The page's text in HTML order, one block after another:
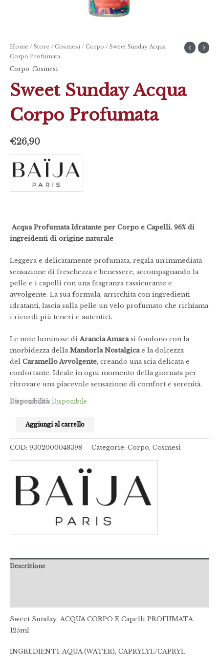
Home / Store / Cosmesi / Corpo / Sweet Sunday Acqua
Corpo Profumata
Corpo, Cosmesi
Sweet Sunday Acqua
Corpo Profumata
€26,90
Acqua Profumata Idratante per Corpo e Capelli. 96% di
ingreidenti di origine naturale
Leggera e delicatamente profumata, regala un’immediata
sensazione di freschezza e benessere, accompagnando la
pelle e i capelli con una fragranza rassicurante e
avvolgente. La sua formula, arricchita con ingredienti
idratanti, lascia sulla pelle un velo profumato che richiama
i ricordi più teneri e autentici.
Le note luminose di Arancia Amarasi fondono con la
morbidezza della Mandorla Nostalgicae la dolcezza
del Caramello Avvolgente, creando una scia delicata e
confortante. Ideale in ogni momento della giornata per
ritrovare una piacevole sensazione di comfort e serenità.
Disponibilità: Disponibile
Aggiungi al carrello
COD: 9302000048398 Categorie: Corpo, Cosmesi
Descrizione
Sweet Sunday ACQUA CORPO E Capelli PROFUMATA
125ml
INGREDIENTI: AQUA (WATER), CAPRYLYL/CAPRYL